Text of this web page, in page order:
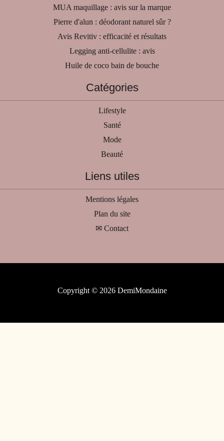
MUA maquillage : avis sur la marque
Pierre d'alun : déodorant naturel sûr ?
Avis Revitiv : efficacité et résultats
Legging anti-cellulite : avis
Huile de coco bain de bouche
Catégories
Lifestyle
Santé
Mode
Beauté
Liens utiles
Mentions légales
Plan du site
✉ Contact
Copyright © 2026 DemiMondaine